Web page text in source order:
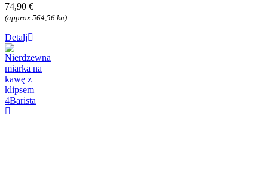
74,90 €
(approx 564,56 kn)
Detalj